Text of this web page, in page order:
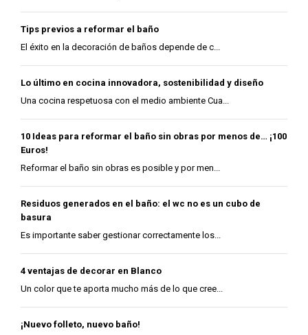
Tips previos a reformar el baño
El éxito en la decoración de baños depende de c...
Lo último en cocina innovadora, sostenibilidad y diseño
Una cocina respetuosa con el medio ambiente Cua...
10 Ideas para reformar el baño sin obras por menos de… ¡100
Euros!
Reformar el baño sin obras es posible y por men...
Residuos generados en el baño: el wc no es un cubo de
basura
Es importante saber gestionar correctamente los...
4 ventajas de decorar en Blanco
Un color que te aporta mucho más de lo que cree...
¡Nuevo folleto, nuevo baño!